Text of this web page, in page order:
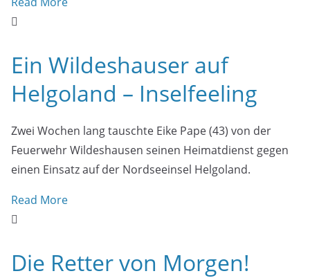
Ein Wildeshauser auf
Helgoland – Inselfeeling
Zwei Wochen lang tauschte Eike Pape (43) von der
Feuerwehr Wildeshausen seinen Heimatdienst gegen
einen Einsatz auf der Nordseeinsel Helgoland.
Read More
Die Retter von Morgen!